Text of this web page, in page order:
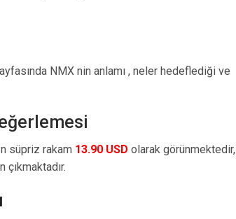
NMX nin anlamı , neler hedeflediği ve
süpriz rakam 13.90 USD olarak görünmektedir,